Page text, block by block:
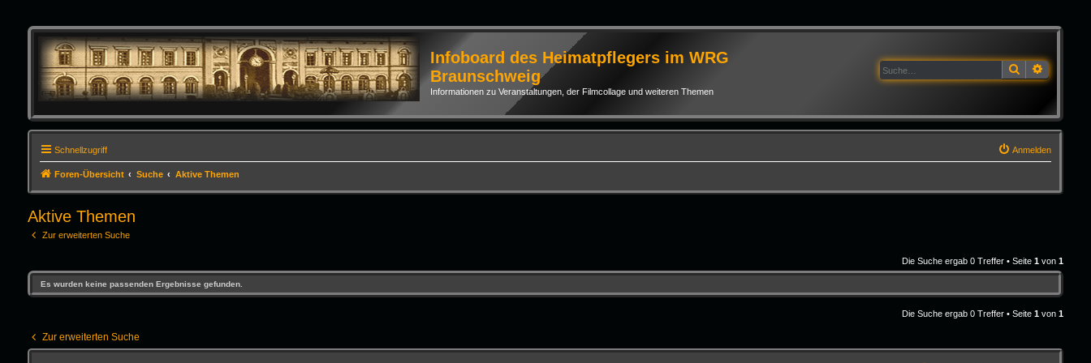
Infoboard des Heimatpflegers im WRG
Braunschweig
Informationen zu Veranstaltungen, der Filmcollage und weiteren Themen
Suche
Schnellzugriff Anmelden
Foren-Übersicht Suche Aktive Themen
Aktive Themen
Zur erweiterten Suche
Die Suche ergab 0 Treffer • Seite1 von1
Es wurden keine passenden Ergebnisse gefunden.
Die Suche ergab 0 Treffer • Seite1 von1
Zur erweiterten Suche